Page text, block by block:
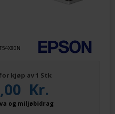
kjøp av 1 Stk
Kr.
og miljøbidrag